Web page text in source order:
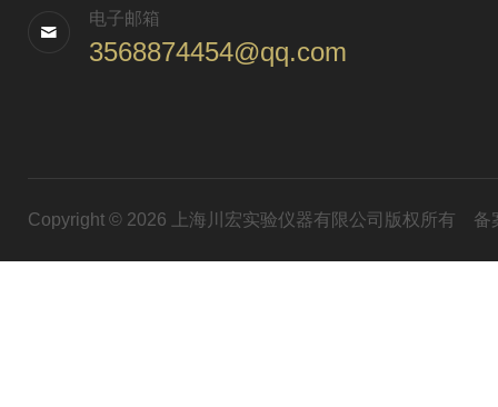
电子邮箱
3568874454@qq.com
Copyright © 2026 上海川宏实验仪器有限公司版权所有 备